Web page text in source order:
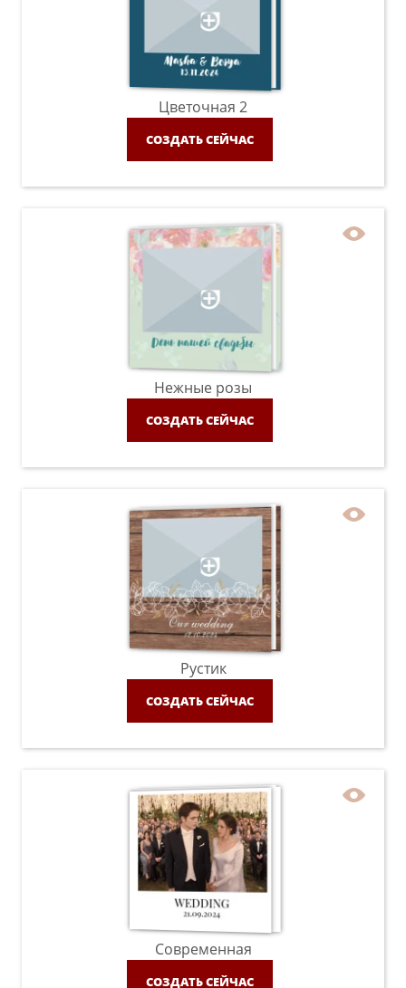
Цветочная 2
СОЗДАТЬ СЕЙЧАС
Нежные розы
СОЗДАТЬ СЕЙЧАС
Рустик
СОЗДАТЬ СЕЙЧАС
Современная
СОЗДАТЬ СЕЙЧАС